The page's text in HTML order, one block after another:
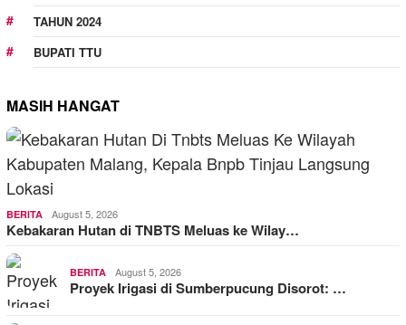
TAHUN 2024
BUPATI TTU
MASIH HANGAT
BERITA August 5, 2026
Kebakaran Hutan di TNBTS Meluas ke Wilay…
BERITA August 5, 2026
Proyek Irigasi di Sumberpucung Disorot: …